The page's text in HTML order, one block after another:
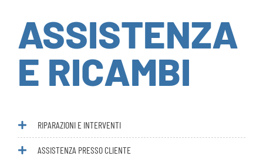
ASSISTENZA
E RICAMBI
ASSISTENZA PRESSO CLIENTE